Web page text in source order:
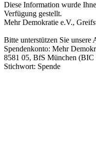
Diese Information wurde
Verfügung gestellt.
Mehr Demokratie e.V.,
Bitte unterstützen Sie unsere
Spendenkonto: Mehr
8581 05, BfS München
Stichwort: Spende